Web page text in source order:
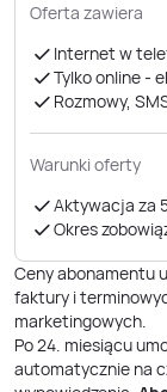
Oferta zawiera
Internet w
Tylko online -
Rozmowy,
Warunki oferty
Aktywacja za
Okres
Ceny abonamentu
faktury i
marketingowych.
Po24. miesiącu
automatycznie na